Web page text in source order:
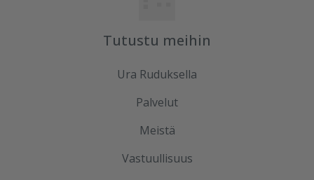
Tutustu meihin
Ura Ruduksella
Palvelut
Meistä
Vastuullisuus